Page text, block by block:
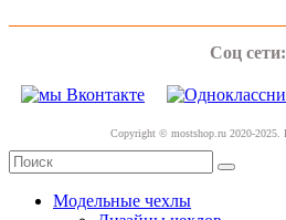
Соц сети:
Copyright © mostshop.ru 2020-2025.
Модельные чехлы